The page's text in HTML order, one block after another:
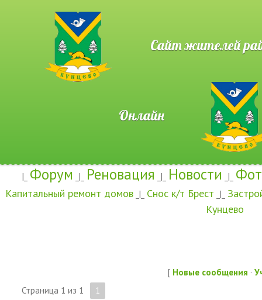
Сайт жителей
Онлайн
|_ Форум _|_ Реновация _|_ Новости _|_
Капитальный ремонт домов _|_ Снос к/т Брест _|_
Кунцево
[ Новые сообщения ·
Страница 1 из 1
1